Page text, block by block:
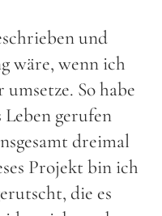
und
wäre, wenn ich
So habe
gerufen
dreimal
Projekt bin ich
die es